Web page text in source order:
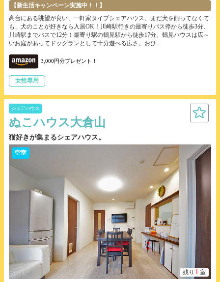
【新生活キャンペーン実施中！！】
高台にある眺望が良い、一軒家タイプシェアハウス。まだ犬を飼ってなくて
も、犬のことが好きなら入居OK！川崎駅行きの最寄りバス停から徒歩3分、
川崎駅までバスで12分！最寄り駅の鶴見駅から徒歩17分。鶴見ハウスは広～
いお庭があってドッグランとして十分遊べる広さ。おひ...
3,000円分プレゼント！
女性専用
シェアハウス
ぬこハウス大倉山
猫好きが集まるシェアハウス。
空室
残り 1 室